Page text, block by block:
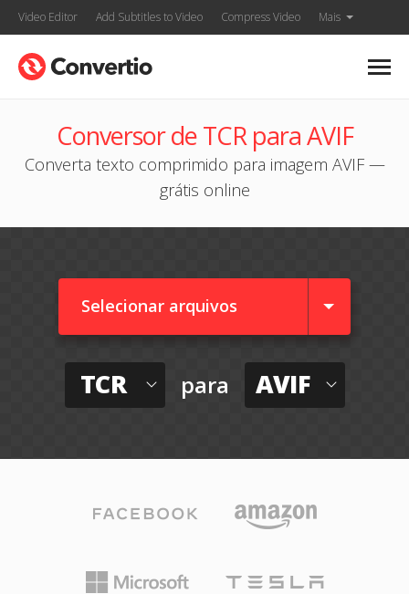
Video Editor Add Subtitles to Video Compress Video Mais
Conversor de TCR para AVIF
Converta texto comprimido para imagem AVIF —
grátis online
Selecionar arquivos
TCR para AVIF